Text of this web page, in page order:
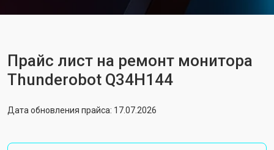
Прайс лист на ремонт монитора
Thunderobot Q34H144
Дата обновления прайса: 17.07.2026